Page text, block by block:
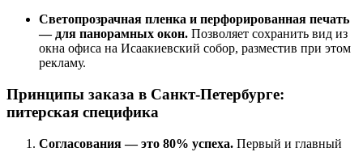
Светопрозрачная пленка и перфорированная печать
— для панорамных окон. Позволяет сохранить вид из
окна офиса на Исаакиевский собор, разместив при этом
рекламу.
Принципы заказа в Санкт-Петербурге:
питерская специфика
Согласования — это 80% успеха. Первый и главный